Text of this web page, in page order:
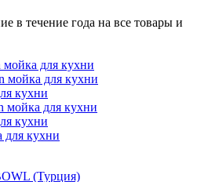
в течение года на все товары и
мойка для кухни
мойка для кухни
кухни
мойка для кухни
кухни
для кухни
(Турция)